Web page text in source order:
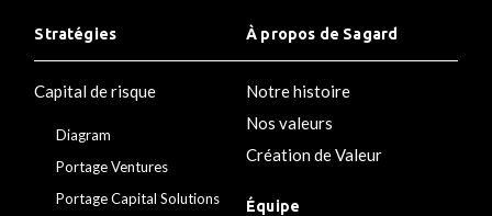
Stratégies
Capital de risque
Diagram
Portage Ventures
Portage Capital Solutions
À propos de Sagard
Notre histoire
Nos valeurs
Création de Valeur
Équipe